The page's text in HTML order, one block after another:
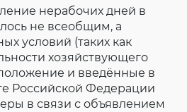
нерабочих дней в
не всеобщим, а
условий (таких как
хозяйствующего
и введённые в
Российской Федерации
в связи с объявлением